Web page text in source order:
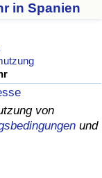
in Spanien
von
und